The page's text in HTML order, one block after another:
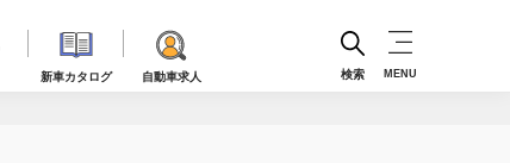
新車カタログ 自動車求人 検索 MENU